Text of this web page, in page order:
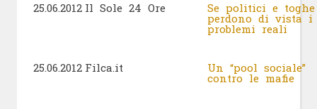
25.06.2012 Il Sole 24 Ore Se politici e toghe
perdono di vista i
problemi reali
25.06.2012 Filca.it Un “pool sociale”
contro le mafie